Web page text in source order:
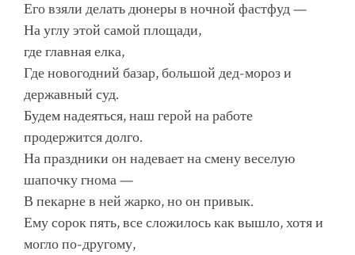
Его взяли делать дюнеры в ночной фастфуд —
На углу этой самой площади,
где главная елка,
Где новогодний базар, большой дед-мороз и
державный суд.
Будем надеяться, наш герой на работе
продержится долго.
На праздники он надевает на смену веселую
шапочку гнома —
В пекарне в ней жарко, но он привык.
Ему сорок пять, все сложилось как вышло, хотя и
могло по-другому,